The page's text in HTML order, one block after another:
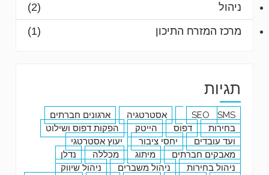
ניהול
(2)
מרכז המזרח התיכון
(1)
תגיות
SEO SMS אסטרטגיה
ארגונים חברתים
בחירות
דפוס הייטק
הפקות דפוס ושילוט
ועד עובדים
יחסי ציבור
יעוץ אסטרטגי
מאבקים חברתים
מיתוג מכללה
נדלן
ניהול בחירות
ניהול משברים
ניהול שיווק